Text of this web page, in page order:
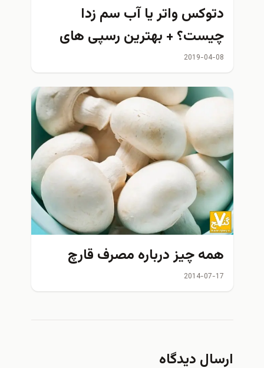
دتوکس واتر یا آب سم زدا
چیست؟ + بهترین رسپی های
دتوکس واتر برای زیبایی و
کاهش وزن
2019-04-08
همه چيز درباره مصرف قارچ
2014-07-17
ارسال دیدگاه